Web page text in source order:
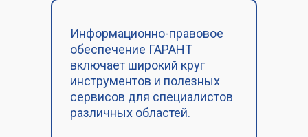
Информационно-правовое
обеспечение ГАРАНТ
включает широкий круг
инструментов и полезных
сервисов для специалистов
различных областей.